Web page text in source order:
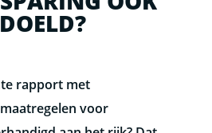
rapport met
voor